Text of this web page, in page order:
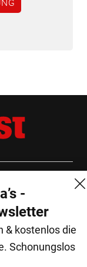
-
& kostenlos die
Schonungslos